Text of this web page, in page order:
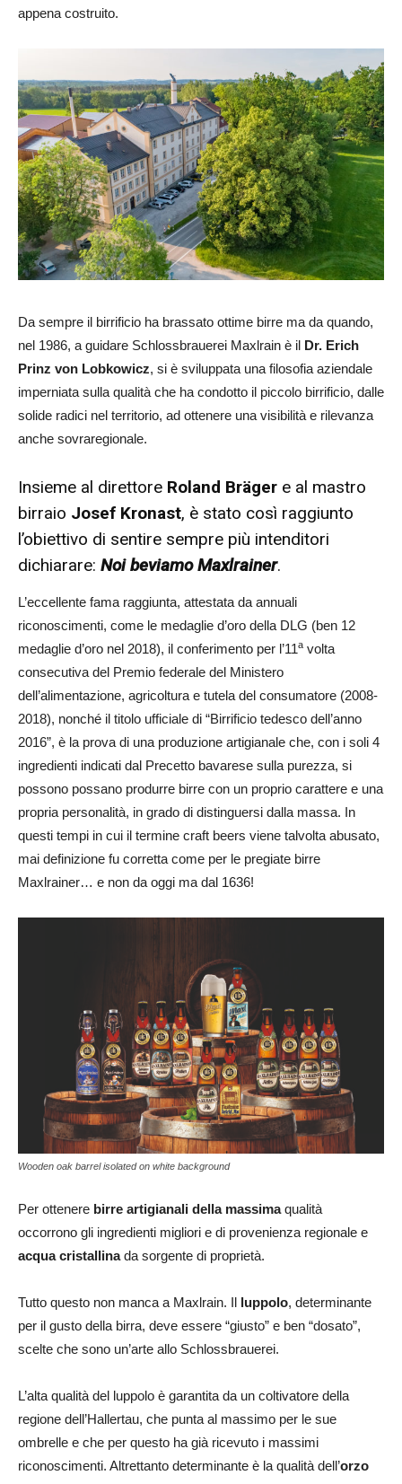
appena costruito.
Da sempre il birrificio ha brassato ottime birre ma da quando,
nel 1986, a guidare Schlossbrauerei Maxlrain è il Dr. Erich
Prinz von Lobkowicz, si è sviluppata una filosofia aziendale
imperniata sulla qualità che ha condotto il piccolo birrificio, dalle
solide radici nel territorio, ad ottenere una visibilità e rilevanza
anche sovraregionale.
Insieme al direttore Roland Bräger e al mastro
birraio Josef Kronast, è stato così raggiunto
l’obiettivo di sentire sempre più intenditori
dichiarare: Noi beviamo Maxlrainer.
L’eccellente fama raggiunta, attestata da annuali
riconoscimenti, come le medaglie d’oro della DLG (ben 12
medaglie d’oro nel 2018), il conferimento per l’11a volta
consecutiva del Premio federale del Ministero
dell’alimentazione, agricoltura e tutela del consumatore (2008-
2018), nonché il titolo ufficiale di “Birrificio tedesco dell’anno
2016”, è la prova di una produzione artigianale che, con i soli 4
ingredienti indicati dal Precetto bavarese sulla purezza, si
possono possano produrre birre con un proprio carattere e una
propria personalità, in grado di distinguersi dalla massa. In
questi tempi in cui il termine craft beers viene talvolta abusato,
mai definizione fu corretta come per le pregiate birre
Maxlrainer… e non da oggi ma dal 1636!
Wooden oak barrel isolated on white background
Per ottenere birre artigianali della massimaqualità
occorrono gli ingredienti migliori e di provenienza regionale e
acqua cristallinada sorgente di proprietà.
Tutto questo non manca a Maxlrain. Il luppolo, determinante
per il gusto della birra, deve essere “giusto” e ben “dosato”,
scelte che sono un’arte allo Schlossbrauerei.
L’alta qualità del luppolo è garantita da un coltivatore della
regione dell’Hallertau, che punta al massimo per le sue
ombrelle e che per questo ha già ricevuto i massimi
riconoscimenti. Altrettanto determinante è la qualità dell’orzo